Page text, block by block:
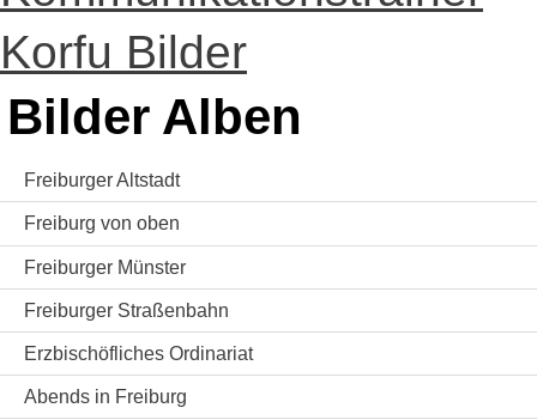
Korfu Bilder
Bilder Alben
Freiburger Altstadt
Freiburg von oben
Freiburger Münster
Freiburger Straßenbahn
Erzbischöfliches Ordinariat
Abends in Freiburg